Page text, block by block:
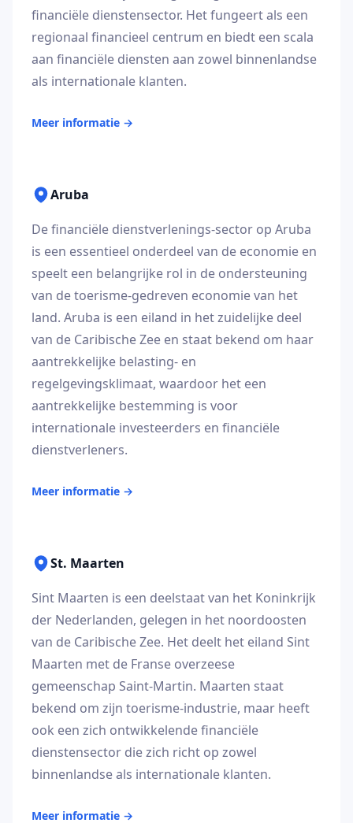
financiële dienstensector. Het fungeert als een
regionaal financieel centrum en biedt een scala
aan financiële diensten aan zowel binnenlandse
als internationale klanten.
Meer informatie →
Aruba
De financiële dienstverlenings-sector op Aruba
is een essentieel onderdeel van de economie en
speelt een belangrijke rol in de ondersteuning
van de toerisme-gedreven economie van het
land. Aruba is een eiland in het zuidelijke deel
van de Caribische Zee en staat bekend om haar
aantrekkelijke belasting- en
regelgevingsklimaat, waardoor het een
aantrekkelijke bestemming is voor
internationale investeerders en financiële
dienstverleners.
Meer informatie →
St. Maarten
Sint Maarten is een deelstaat van het Koninkrijk
der Nederlanden, gelegen in het noordoosten
van de Caribische Zee. Het deelt het eiland Sint
Maarten met de Franse overzeese
gemeenschap Saint-Martin. Maarten staat
bekend om zijn toerisme-industrie, maar heeft
ook een zich ontwikkelende financiële
dienstensector die zich richt op zowel
binnenlandse als internationale klanten.
Meer informatie →